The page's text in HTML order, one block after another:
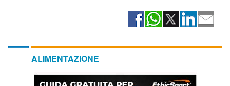
ALIMENTAZIONE